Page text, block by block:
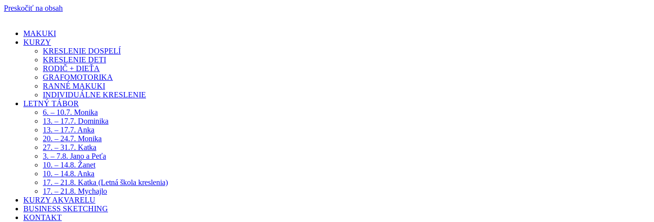
Preskočiť na obsah
MAKUKI
KURZY
KRESLENIE DOSPELÍ
KRESLENIE DETI
RODIČ + DIEŤA
GRAFOMOTORIKA
RANNÉ MAKUKI
INDIVIDUÁLNE KRESLENIE
LETNÝ TÁBOR
6. – 10.7. Monika
13. – 17.7. Dominika
13. – 17.7. Anka
20. – 24.7. Monika
27. – 31.7. Katka
3. – 7.8. Jano a Peťa
10. – 14.8. Žanet
10. – 14.8. Anka
17. – 21.8. Katka (Letná škola kreslenia)
17. – 21.8. Mychajlo
KURZY AKVARELU
BUSINESS SKETCHING
KONTAKT